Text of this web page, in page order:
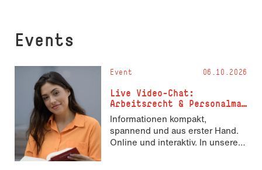
Events
Event 06.10.2026
Live Video-Chat:
Arbeitsrecht & Per­so­nal­ma­
na­ge­ment LL.M.
Informationen kompakt,
spannend und aus erster Hand.
Online und interaktiv. In unserem